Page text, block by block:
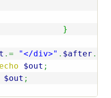
}
.= "</div>" . $after .
echo $out ;
$out ;